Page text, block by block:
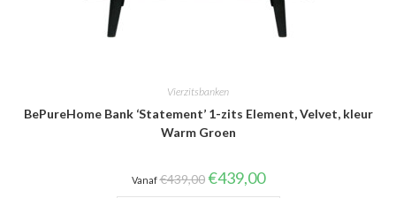
Vierzitsbanken
BePureHome Bank ‘Statement’ 1-zits Element, Velvet, kleur
Warm Groen
Vanaf €439,00 Oorspronkelijke
prijs
€439,00Huidige
prijs